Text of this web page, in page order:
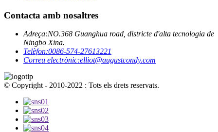
Contacta amb nosaltres
Adreça:NO.368 Guanghua road, districte d'alta tecnologia de
Ningbo Xina.
Telèfon:0086-574-27613221
Correu electrònic:elliot@augustcondy.com
© Copyright - 2010-2022 : Tots els drets reservats.